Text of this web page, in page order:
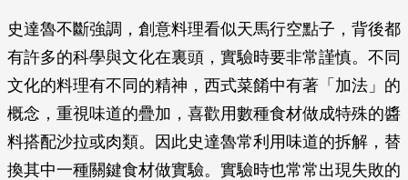
史達魯不斷強調，創意料理看似天馬行空點子，背後都
有許多的科學與文化在裏頭，實驗時要非常謹慎。不同
文化的料理有不同的精神，西式菜餚中有著「加法」的
概念，重視味道的疊加，喜歡用數種食材做成特殊的醬
料搭配沙拉或肉類。因此史達魯常利用味道的拆解，替
換其中一種關鍵食材做實驗。實驗時也常常出現失敗的